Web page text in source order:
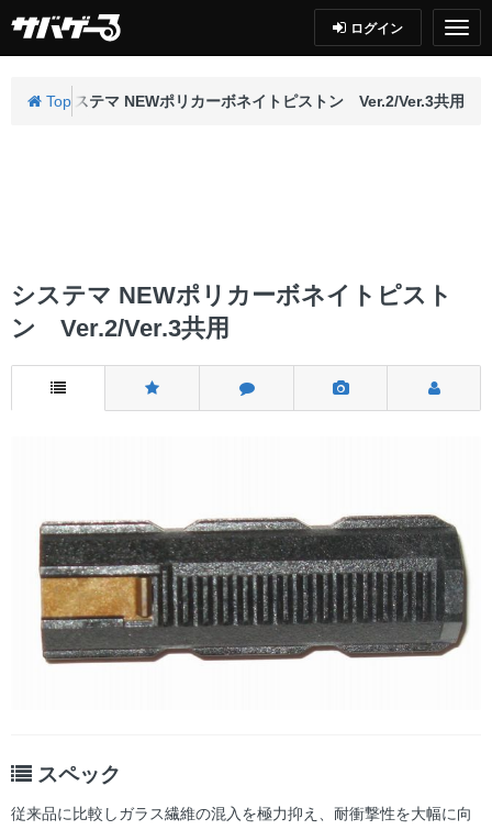
ログイン
Top
連 システマ NEWポリカーボネイトピストン Ver.2/Ver.3共用
システマ NEWポリカーボネイトピスト
ン Ver.2/Ver.3共用
スペック
従来品に比較しガラス繊維の混入を極力抑え、耐衝撃性を大幅に向